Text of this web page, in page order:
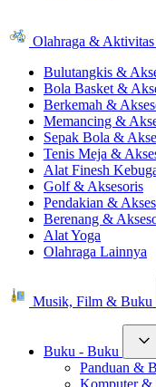
Olahraga &
Bulutangkis &
Bola Basket &
Berkemah &
Memancing &
Sepak Bola &
Tenis Meja &
Alat Finesh
Golf & Aksesoris
Pendakian &
Berenang &
Alat Yoga
Olahraga Lainnya
Musik, Film & Buku
Buku - Buku
Panduan &
Komputer &